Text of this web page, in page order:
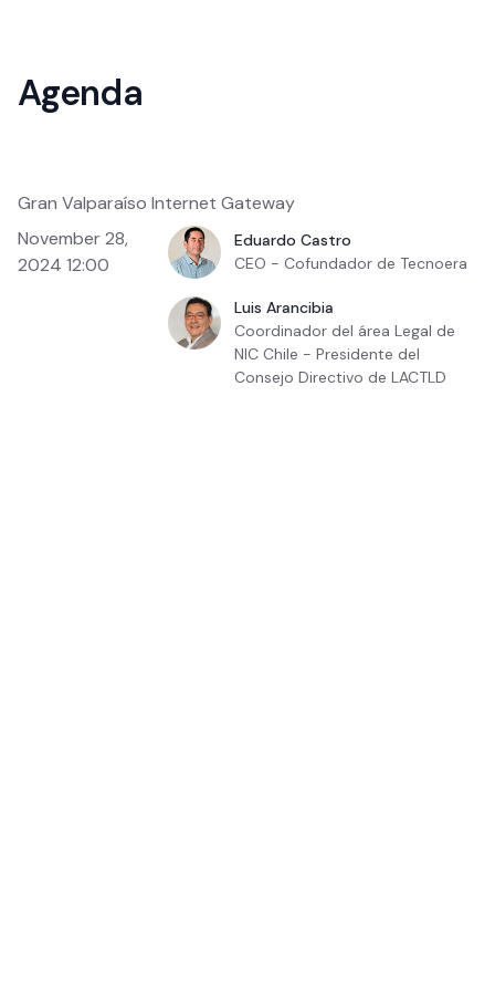
Agenda
Gran Valparaíso Internet Gateway
November 28,
2024 12:00
Eduardo Castro
CEO - Cofundador de Tecnoera
Luis Arancibia
Coordinador del área Legal de
NIC Chile - Presidente del
Consejo Directivo de LACTLD